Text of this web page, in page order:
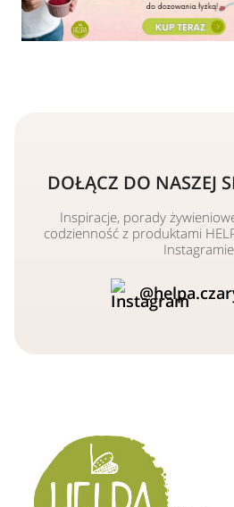
DOŁĄCZ DO NASZEJ
Inspiracje, porady
codzienność z produktami